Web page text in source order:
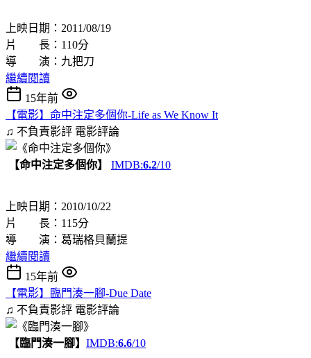
上映日期：2011/08/19
片 長：110分
導 演：九把刀
繼續閱讀
15年前
【電影】命中注定多個你-Life as We Know It
♫ 不負責影評 電影評論
【命中注定多個你】 IMDB:6.2/10
上映日期：2010/10/22
片 長：115分
導 演：葛瑞格貝蘭提
繼續閱讀
15年前
【電影】臨門湊一腳-Due Date
♫ 不負責影評 電影評論
【臨門湊一腳】 IMDB:6.6/10